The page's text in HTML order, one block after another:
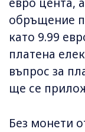
евро цента,
обръщение
като 9.99
платена
въпрос за
ще се
Без монети